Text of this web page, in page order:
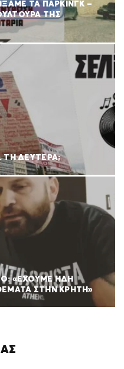
ΤΑ ΠΆΡΚΙΝΓΚ –
ΤΗΣ
ΤΗ ΔΕΥΤΕΡΑ;
«ΕΧΟΥΜΕ ΗΔΗ
ΣΤΗΝ ΚΡΗΤΗ»